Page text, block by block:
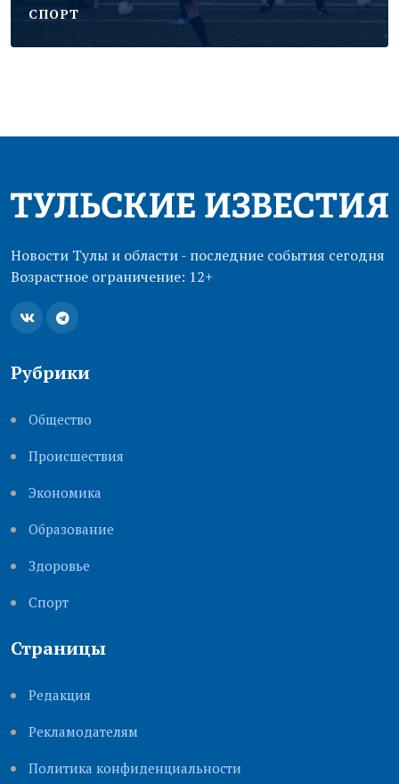
CПОРТ
Новости Тулы и области - последние события сегодня
Возрастное ограничение: 12+
Рубрики
Общество
Происшествия
Экономика
Образование
Здоровье
Cпорт
Страницы
Редакция
Рекламодателям
Политика конфиденциальности